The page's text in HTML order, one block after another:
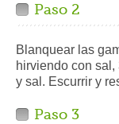
Paso 2
Blanquear las
hirviendo con
y sal. Escurrir y
Paso 3